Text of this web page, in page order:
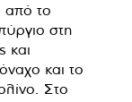
από το
στη
και
και το
Στο